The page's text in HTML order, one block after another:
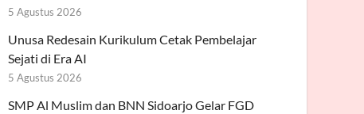
5 Agustus 2026
Unusa Redesain Kurikulum Cetak Pembelajar
Sejati di Era AI
5 Agustus 2026
SMP Al Muslim dan BNN Sidoarjo Gelar FGD